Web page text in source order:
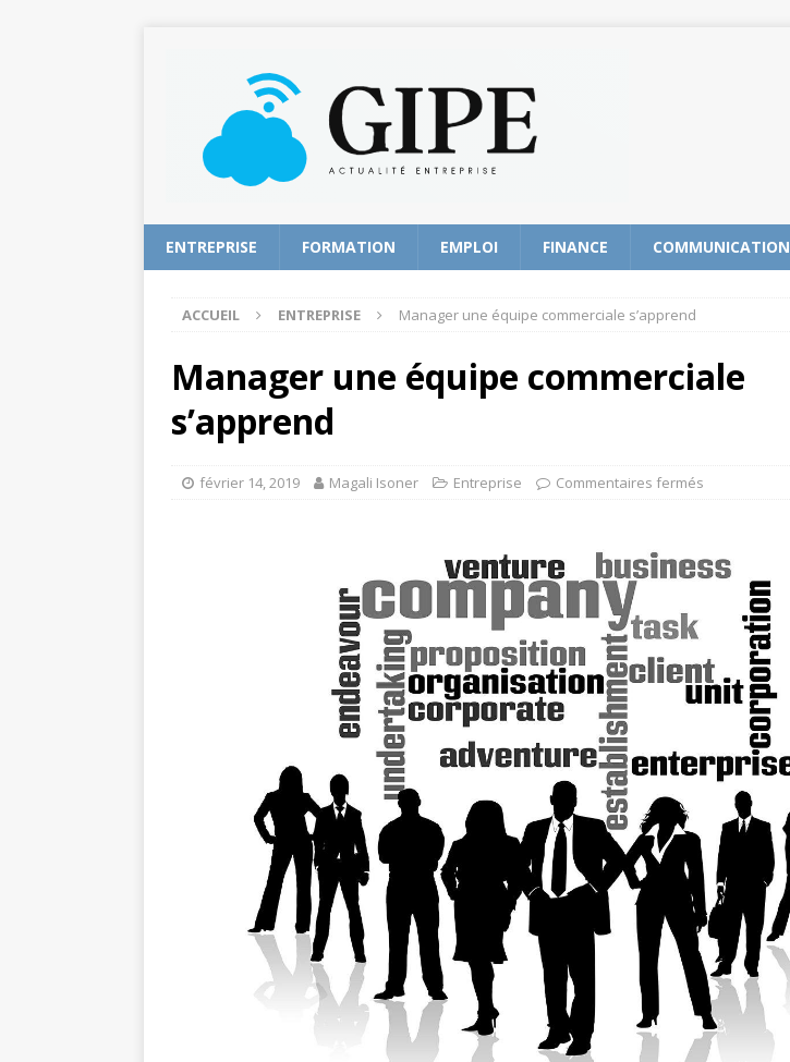
ENTREPRISE FORMATION EMPLOI FINANCE COMMUNICATION
ACCUEIL ENTREPRISE Manager une équipe commerciale s’apprend
Manager une équipe commerciale
s’apprend
février 14, 2019 Magali Isoner Entreprise Commentaires fermés